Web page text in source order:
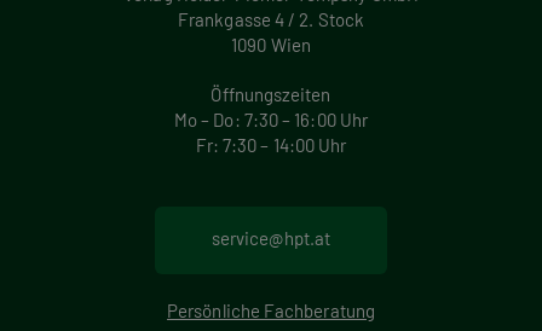
Frankgasse 4 / 2. Stock
1090 Wien
Öffnungszeiten
Mo – Do: 7:30 – 16:00 Uhr
Fr: 7:30 – 14:00 Uhr
service@hpt.at
Persönliche Fachberatung